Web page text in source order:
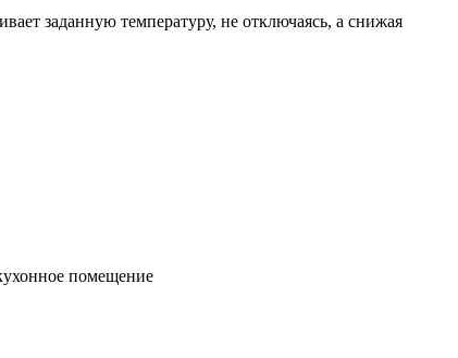
заданную температуру, не отключаясь, а снижая
помещение